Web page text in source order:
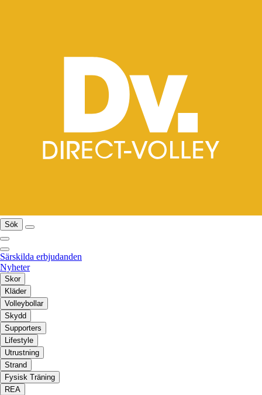
Sök
Särskilda erbjudanden
Nyheter
Skor
Kläder
Volleybollar
Skydd
Supporters
Lifestyle
Utrustning
Strand
Fysisk Träning
REA